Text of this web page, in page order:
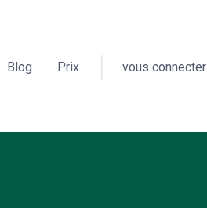
Blog Prix vous connecter